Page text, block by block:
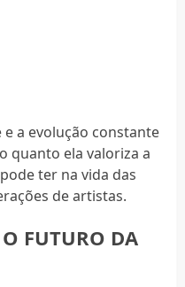
a evolução constante
quanto ela valoriza a
ter na vida das
de artistas.
O FUTURO DA